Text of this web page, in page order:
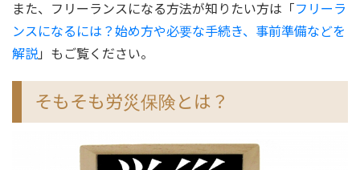
また、フリーランスになる方法が知りたい方は「フリーラ
ンスになるには？始め方や必要な手続き、事前準備などを
解説 」もご覧ください。
そもそも労災保険とは？